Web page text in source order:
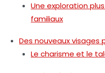
Une exploration
familiaux
Des nouveaux visages
Le charisme et le